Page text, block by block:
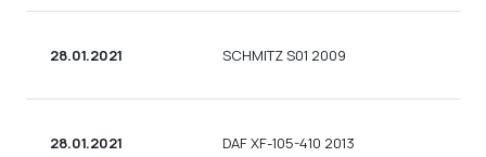
28.01.2021 SCHMITZ S01 2009
28.01.2021 DAF XF-105-410 2013